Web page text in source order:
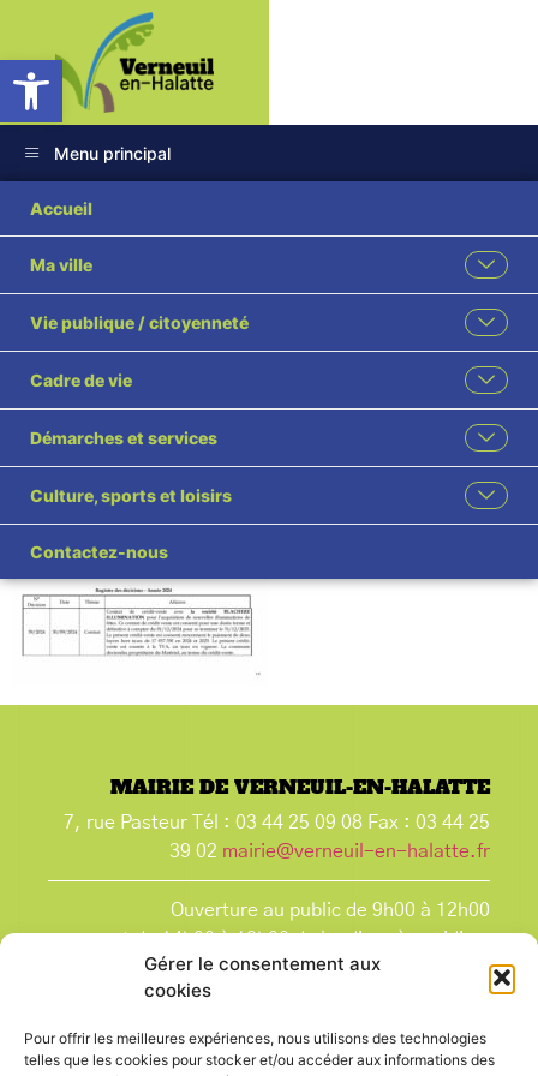
Ouvrir la barre d’outils
Gérer le consentement aux
cookies
Pour offrir les meilleures expériences, nous utilisons des technologies
telles que les cookies pour stocker et/ou accéder aux informations des
Menu principal
Accueil
Ma ville
Vie publique / citoyenneté
Cadre de vie
Démarches et services
Culture, sports et loisirs
Contactez-nous
COMPTE RENDU 21
10 2024 approuvé
MAIRIE DE VERNEUIL-EN-HALATTE
7, rue Pasteur Tél : 03 44 25 09 08 Fax : 03 44 25
39 02 mairie@verneuil-en-halatte.fr
Ouverture au public de 9h00 à 12h00
et de 14h00 à 18h00 du lundi après-midi au
vendredi,
et le samedi de 9h00 à 12h00.
que les jours fériés.